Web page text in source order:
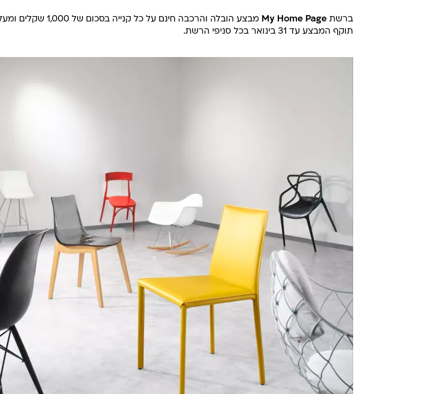
ברשת My Home Page
מבצע הובלה והרכבה חינם על כל קנייה בסכום של 1,000
תוקף המבצע עד 31 בינואר בכל סניפי הרשת.